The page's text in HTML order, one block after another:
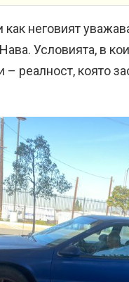
неговият
Условията, в
– реалност, която